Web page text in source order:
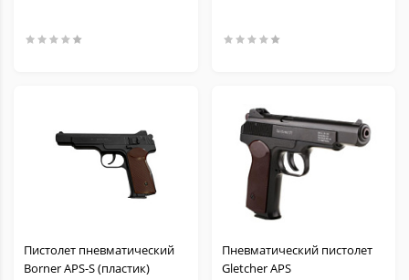
Пистолет пневматический
Borner APS-S (пластик)
Пневматический пистолет
Gletcher APS